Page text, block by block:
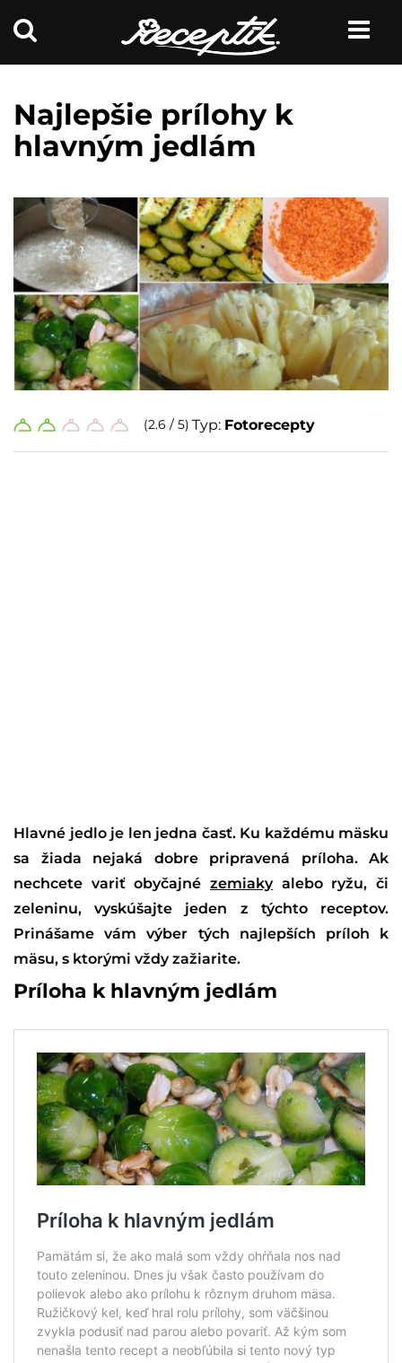
Najlepšie prílohy k
hlavným jedlám
(2.6 / 5) Typ: Fotorecepty
Hlavné jedlo je len jedna časť. Ku každému mäsku
sa žiada nejaká dobre pripravená príloha. Ak
nechcete variť obyčajné zemiakyalebo ryžu, či
zeleninu, vyskúšajte jeden z týchto receptov.
Prinášame vám výber tých najlepších príloh k
mäsu, s ktorými vždy zažiarite.
Príloha k hlavným jedlám